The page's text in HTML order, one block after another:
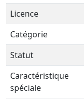
Licence
Catégorie
Statut
Caractéristique
spéciale